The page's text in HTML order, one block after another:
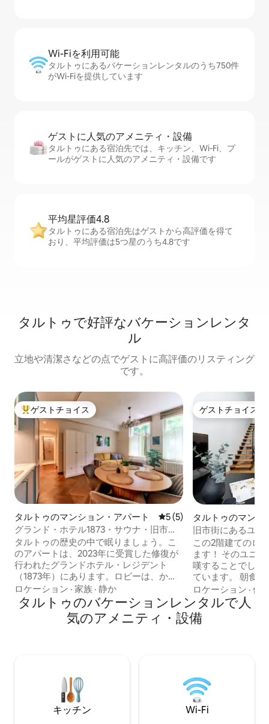
Wi-Fiを利⁠用⁠可⁠能
タルトゥにあるバケーションレンタルのうち750件
がWi-Fiを提供しています
ゲストに人⁠気⁠のア⁠メ⁠ニ⁠テ⁠ィ・設⁠備
タルトゥにある宿泊先では、キッチン、Wi-Fi、プ
ールがゲストに人気のアメニティ・設備です
平均星評価4.8
タルトゥにある宿泊先はゲストから高評価を得て
おり、平均評価は5つ星のうち4.8です
タルトゥで好評なバケーションレンタ
ル
立地や清潔さなどの点でゲストに高評価のリスティング
です。
大好評のゲストチョイスです。
ゲストチョイス
タルトゥのマンション・アパート レビュー5件、5つ星中5つ
5 (5)
グランド・ホテル1873・サウナ・旧市
街・日当たりが良く穏やか
タルトゥの歴史の中で眠りましょう。こ
のアパートは、2023年に受賞した修復が
行われたグランドホテル・レジデント
（1873年）にあります。ロビーは、かつ
てホテルだったため、今でもホテルのよ
うに見えます。アパートメント内のプラ
イベートサウナ、静かな緑の中庭に面し
た日当たりの良い南向きの窓、5分の場所
房、すべてのストリーミングアプリが使
える65インチテレビ、500MbitのWi-Fi。
最大4名様までご利用いただける、真の快
ロケーション · 家族 · 静か
ゲストチョイス
ゲストチョイス
タルトゥのマンシ
ート
旧市街にあるユ
カフェ、映画館付
この2階建てのロ
ます！ そのユニ
嘆することでしょ
ています。 朝食がお好きな方は、1階のベ
ーカリーでお気
楽しみいただけます。☕ フィ
ァンの方には、
ございます。 アパートのロケーションは
ォーマンス、屋台
を楽しめます！
ロケーション ·価
タルトゥのバケーションレンタルで人
気のアメニティ・設備
キッチン Wi-Fi